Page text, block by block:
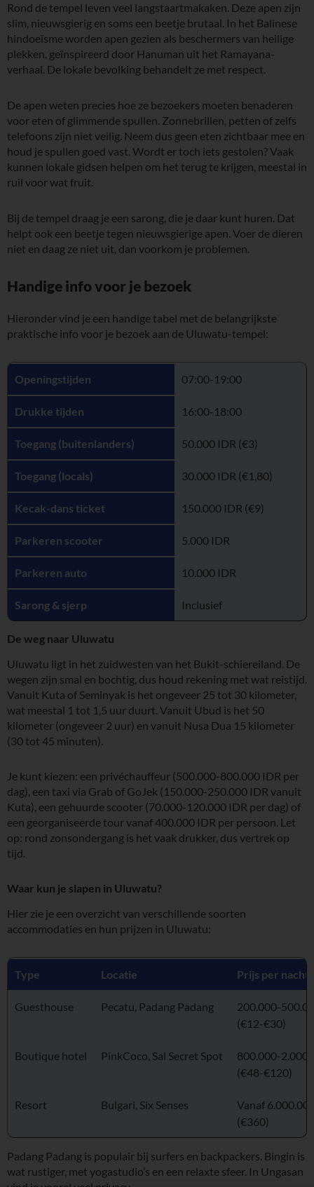
Rond de tempel leven veel langstaartmakaken. Deze apen zijn
slim, nieuwsgierig en soms een beetje brutaal. In het Balinese
hindoeïsme worden apen gezien als beschermers van heilige
plekken, geïnspireerd door Hanuman uit het Ramayana-
verhaal. De lokale bevolking behandelt ze met respect.
De apen weten precies hoe ze bezoekers moeten benaderen
voor eten of glimmende spullen. Zonnebrillen, petten of zelfs
telefoons zijn niet veilig. Neem dus geen eten zichtbaar mee en
houd je spullen goed vast. Wordt er toch iets gestolen? Vaak
kunnen lokale gidsen helpen om het terug te krijgen, meestal in
ruil voor wat fruit.
Bij de tempel draag je een sarong, die je daar kunt huren. Dat
helpt ook een beetje tegen nieuwsgierige apen. Voer de dieren
niet en daag ze niet uit, dan voorkom je problemen.
Handige info voor je bezoek
Hieronder vind je een handige tabel met de belangrijkste
praktische info voor je bezoek aan de Uluwatu-tempel:
Openingstijden 07:00-19:00
Drukke tijden 16:00-18:00
Toegang (buitenlanders) 50.000 IDR (€3)
Toegang (locals) 30.000 IDR (€1,80)
Kecak-dans ticket 150.000 IDR (€9)
Parkeren scooter 5.000 IDR
Parkeren auto 10.000 IDR
Sarong & sjerp Inclusief
De weg naar Uluwatu
Uluwatu ligt in het zuidwesten van het Bukit-schiereiland. De
wegen zijn smal en bochtig, dus houd rekening met wat reistijd.
Vanuit Kuta of Seminyak is het ongeveer 25 tot 30 kilometer,
wat meestal 1 tot 1,5 uur duurt. Vanuit Ubud is het 50
kilometer (ongeveer 2 uur) en vanuit Nusa Dua 15 kilometer
(30 tot 45 minuten).
Je kunt kiezen: een privéchauffeur (500.000-800.000 IDR per
dag), een taxi via Grab of GoJek (150.000-250.000 IDR vanuit
Kuta), een gehuurde scooter (70.000-120.000 IDR per dag) of
een georganiseerde tour vanaf 400.000 IDR per persoon. Let
op: rond zonsondergang is het vaak drukker, dus vertrek op
tijd.
Waar kun je slapen in Uluwatu?
Hier zie je een overzicht van verschillende soorten
accommodaties en hun prijzen in Uluwatu:
Type Locatie Prijs per nacht
Guesthouse Pecatu, Padang Padang
200.000-
(€12-€30)
Boutique hotel PinkCoco, Sal Secret Spot
800.000-
(€48-€120)
Resort Bulgari, Six Senses
Vanaf
(€360)
Padang Padang is populair bij surfers en backpackers. Bingin is
wat rustiger, met yogastudio’s en een relaxte sfeer. In Ungasan